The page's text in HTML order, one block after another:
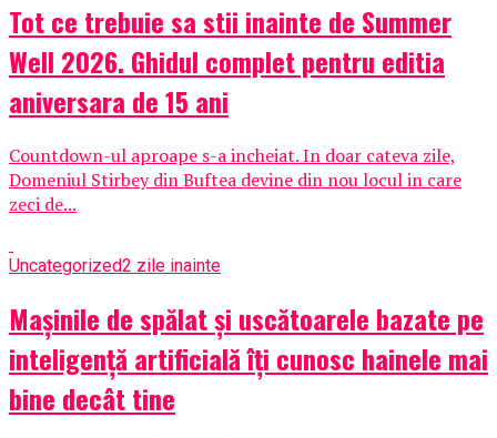
Tot ce trebuie sa stii inainte de Summer
Well 2026. Ghidul complet pentru editia
aniversara de 15 ani
Countdown-ul aproape s-a incheiat. In doar cateva zile,
Domeniul Stirbey din Buftea devine din nou locul in care
zeci de...
Uncategorized2 zile inainte
Mașinile de spălat și uscătoarele bazate pe
inteligență artificială îți cunosc hainele mai
bine decât tine